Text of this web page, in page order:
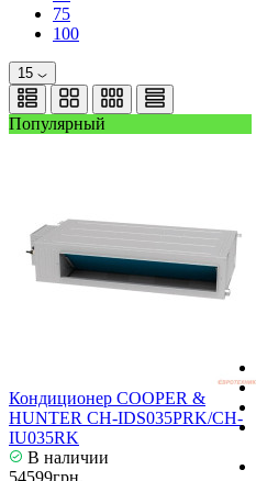
75
100
15
Популярный
Кондиционер COOPER &
HUNTER CH-IDS035PRK/CH-
IU035RK
В наличии